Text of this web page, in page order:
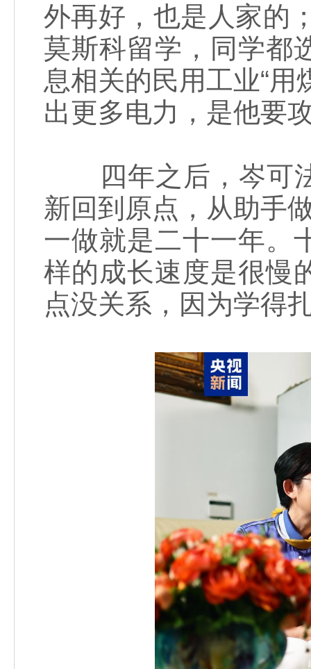
外再好，也是人家的
莫斯科留学，同学都
息相关的民用工业“
出更多电力，是他要
四年之后，岑可法
新回到原点，从助手
一做就是二十一年。
样的成长速度是很慢
点没关系，因为学得